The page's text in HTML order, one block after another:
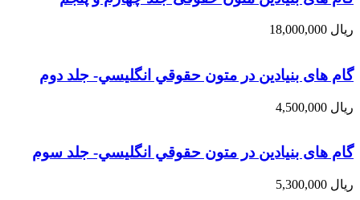
ریال
گام های بنیادین در متون حقوقي انگليسي- جلد دوم
ریال
گام های بنیادین در متون حقوقي انگليسي- جلد سوم
ریال